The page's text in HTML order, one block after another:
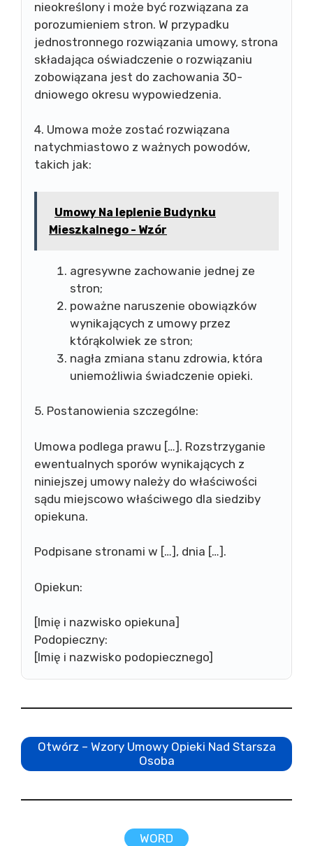
nieokreślony i może być rozwiązana za
porozumieniem stron. W przypadku
jednostronnego rozwiązania umowy, strona
składająca oświadczenie o rozwiązaniu
zobowiązana jest do zachowania 30-
dniowego okresu wypowiedzenia.
4. Umowa może zostać rozwiązana
natychmiastowo z ważnych powodów,
takich jak:
Umowy Na Ieplenie Budynku
Mieszkalnego - Wzór
agresywne zachowanie jednej ze
stron;
poważne naruszenie obowiązków
wynikających z umowy przez
którąkolwiek ze stron;
nagła zmiana stanu zdrowia, która
uniemożliwia świadczenie opieki.
5. Postanowienia szczególne:
Umowa podlega prawu […]. Rozstrzyganie
ewentualnych sporów wynikających z
niniejszej umowy należy do właściwości
sądu miejscowo właściwego dla siedziby
opiekuna.
Podpisane stronami w […], dnia […].
Opiekun:
[Imię i nazwisko opiekuna]
Podopieczny:
[Imię i nazwisko podopiecznego]
Otwórz – Wzory Umowy Opieki Nad Starsza
Osoba
WORD